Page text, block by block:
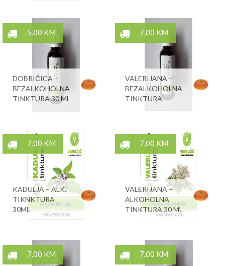
5,00 KM
DOBRIČICA –
BEZALKOHOLNA
TINKTURA 30 ML
7,00 KM
VALERIJANA –
BEZALKOHOLNA
TINKTURA
7,00 KM
KADULJA – ALK.
TIKNKTURA
30ML
7,00 KM
VALERIJANA –
ALKOHOLNA
TINKTURA 30 ML
7,00 KM 7,00 KM